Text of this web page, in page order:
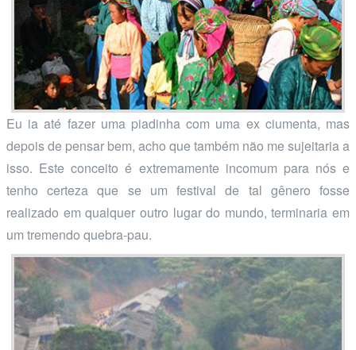
Eu ia até fazer uma piadinha com uma ex ciumenta, mas
depois de pensar bem, acho que também não me sujeitaria a
isso. Este conceito é extremamente incomum para nós e
tenho certeza que se um festival de tal gênero fosse
realizado em qualquer outro lugar do mundo, terminaria em
um tremendo quebra-pau.